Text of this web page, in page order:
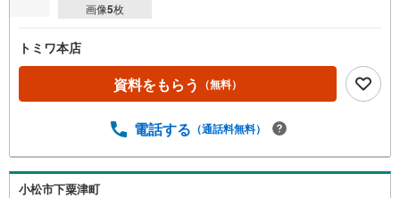
画像5枚
トミワ本店
資料をもらう （無料）
電話する （通話料無料）
小松市下粟津町